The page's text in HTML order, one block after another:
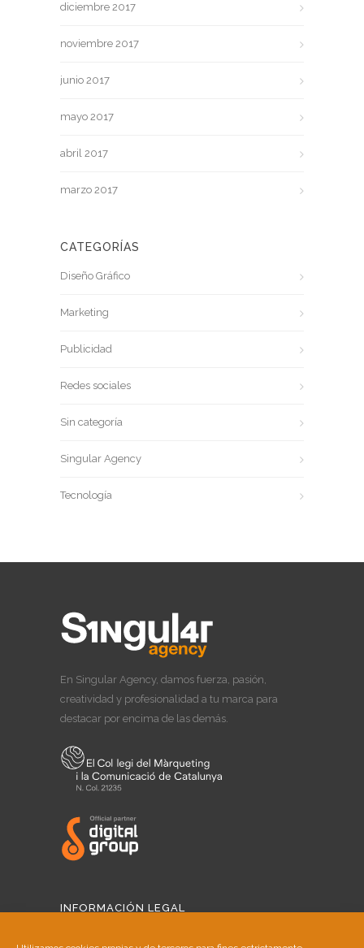
diciembre 2017
noviembre 2017
junio 2017
mayo 2017
abril 2017
marzo 2017
CATEGORÍAS
Diseño Gráfico
Marketing
Publicidad
Redes sociales
Sin categoría
Singular Agency
Tecnología
En Singular Agency, damos fuerza, pasión,
creatividad y profesionalidad a tu marca para
destacar por encima de las demás.
INFORMACIÓN LEGAL